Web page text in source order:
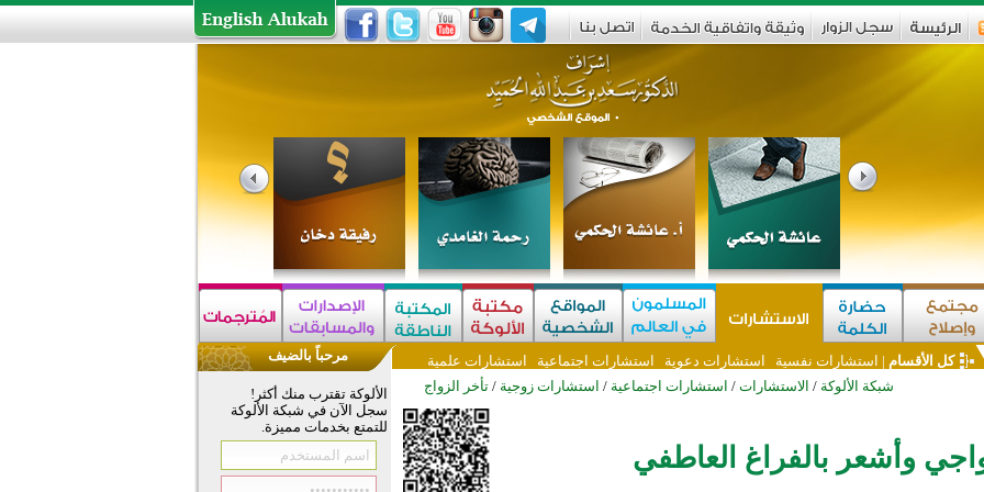
كل الأقسام | استشارات نفسية استشارات دعوية استشارات اجتماعية
استشارات علمية
شبكة الألوكة / الاستشارات / استشارات اجتماعية / استشارات زوجية / تأخر الزواج
وأشعر بالفراغ العاطفي
مرحباً بالضيف
الألوكة تقترب منك أكثر!
سجل الآن في شبكة الألوكة
للتمتع بخدمات مميزة.